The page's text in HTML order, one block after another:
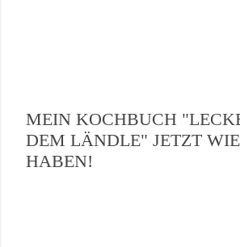
MEIN KOCHBUCH
DEM LÄNDLE" JETZT
HABEN!